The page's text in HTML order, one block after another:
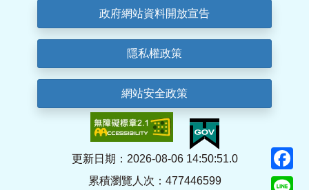
政府網站資料開放宣告
隱私權政策
網站安全政策
更新日期：2026-08-06 14:50:51.0
累積瀏覽人次：477446599